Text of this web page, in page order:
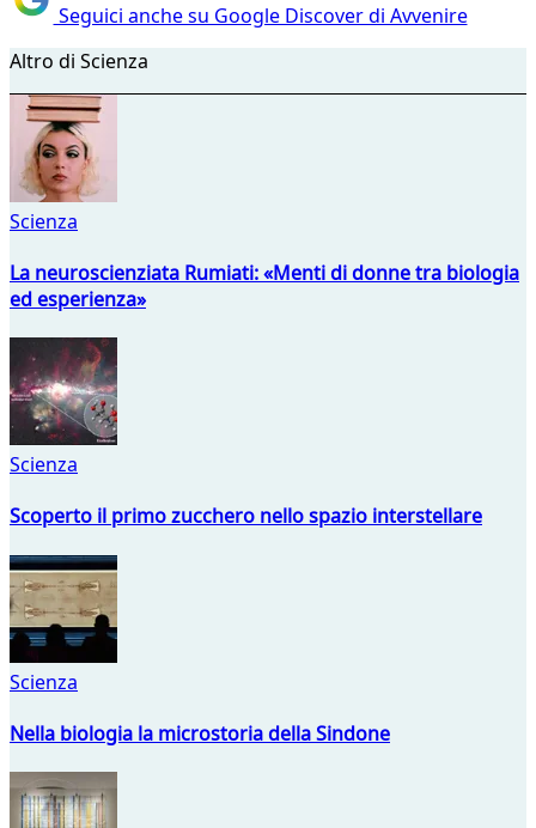
Seguici anche su Google Discover di Avvenire
Altro di Scienza
Scienza
La neuroscienziata Rumiati: «Menti di donne tra biologia
ed esperienza»
Scienza
Scoperto il primo zucchero nello spazio interstellare
Scienza
Nella biologia la microstoria della Sindone